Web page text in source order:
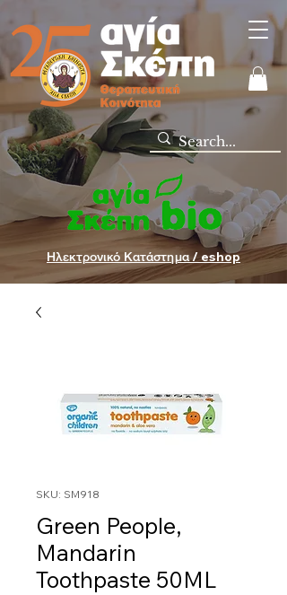
Ηλεκτρονικό Κατάστημα / eshop
SKU: SM918
Green People,
Mandarin
Toothpaste 50ML